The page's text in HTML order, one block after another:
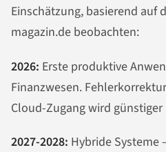
Einschätzung, basierend auf
magazin.de beobachten:
2026: Erste produktive
Finanzwesen.
Cloud-Zugang wird
2027-2028: Hybride Systeme